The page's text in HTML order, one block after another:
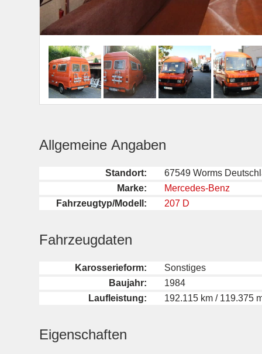
Allgemeine Angaben
Standort:
67549 Worms
Marke:
Mercedes-Benz
Fahrzeugtyp/Modell:
207 D
Fahrzeugdaten
Karosserieform:
Sonstiges
Baujahr:
1984
Laufleistung:
192.115 km / 119.375
Eigenschaften